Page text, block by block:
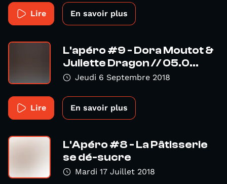
Lire En savoir plus
L'apéro #9 - Dora Moutot &
Juliette Dragon // 05.0...
Jeudi 6 Septembre 2018
Lire En savoir plus
L'Apéro #8 - La Pâtisserie
se dé-sucre
Mardi 17 Juillet 2018